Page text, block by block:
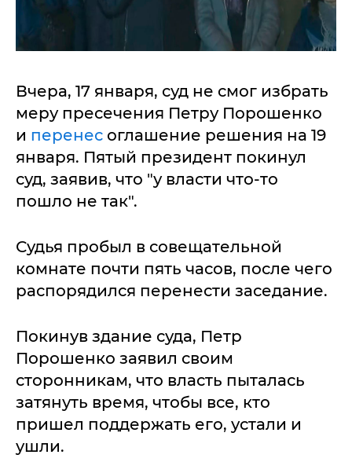
Вчера, 17 января, суд не смог избрать
меру пресечения Петру Порошенко
и перенес оглашение решения на 19
января. Пятый президент покинул
суд, заявив, что "у власти что-то
пошло не так".
Судья пробыл в совещательной
комнате почти пять часов, после чего
распорядился перенести заседание.
Покинув здание суда, Петр
Порошенко заявил своим
сторонникам, что власть пыталась
затянуть время, чтобы все, кто
пришел поддержать его, устали и
ушли.